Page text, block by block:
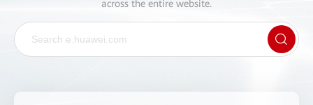
across the entire website.